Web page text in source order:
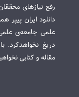
رفع نیازهای
دانلود ایران پیپر
علمی جامعه‌ی
دریغ نخواهدکرد.
مقاله و کتابی